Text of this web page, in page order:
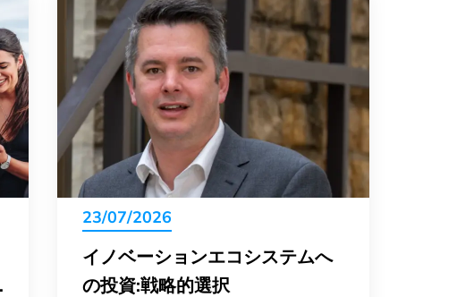
23/07/2026
イノベーションエコシステムへ
の投資:戦略的選択